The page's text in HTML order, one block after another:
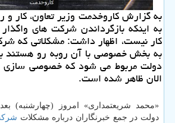
به گزارش كاروخدمت وزیر تعاون، كار و
به اینكه بازگرداندن شركت های
كار نیست، اظهار داشت: مشكلاتی كه
به بخش خصوصی با آن روبه رو هستند
دولت مربوط می شود كه خصوصی سازی
الان ظاهر شده است.
«محمد شریعتمداری» امروز (چهارشنبه)
دولت در جمع خبرنگاران درباره مشكلات